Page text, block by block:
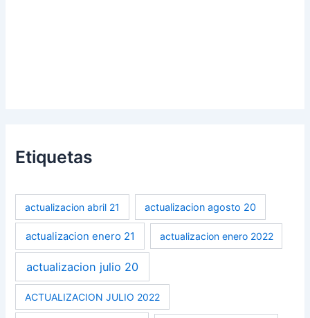
Etiquetas
actualizacion abril 21 actualizacion agosto 20
actualizacion enero 21 actualizacion enero 2022
actualizacion julio 20
ACTUALIZACION JULIO 2022